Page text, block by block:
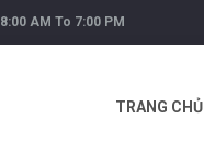
8:00 AM To 7:00 PM
TRANG CHỦ